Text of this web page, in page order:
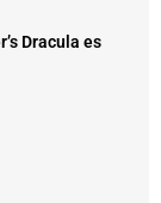
Dracula es